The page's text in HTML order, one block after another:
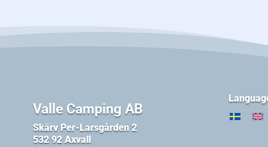
Valle Camping AB
Skärv Per-Larsgården 2
532 92 Axvall